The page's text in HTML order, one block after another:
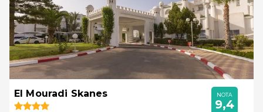
El Mouradi Skanes NOTA
9,4